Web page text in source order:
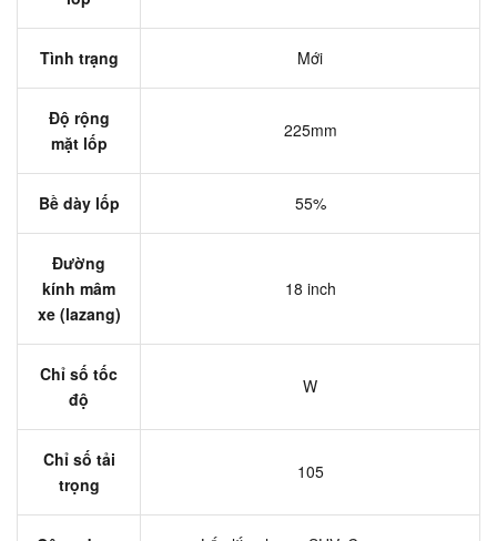
Tình trạng Mới
Độ rộng
mặt lốp
225mm
Bề dày lốp 55%
Đường
kính mâm
xe (lazang)
18 inch
Chỉ số tốc
độ
W
Chỉ số tải
trọng
105